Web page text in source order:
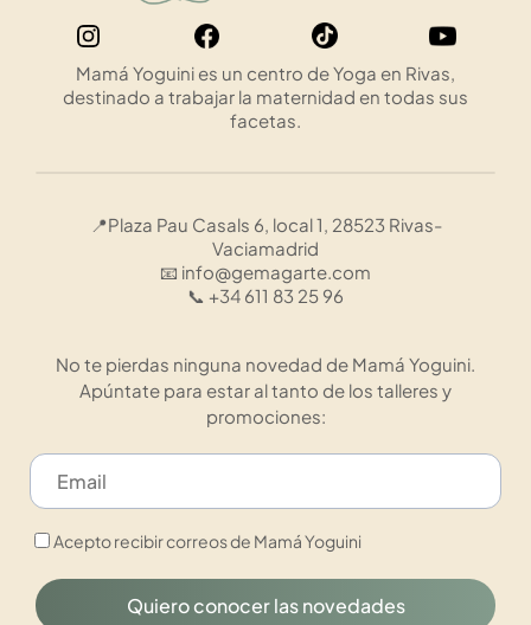
Mamá Yoguini es un centro de Yoga en Rivas,
destinado a trabajar la maternidad en todas sus
facetas.
📍Plaza Pau Casals 6, local 1, 28523 Rivas-
Vaciamadrid
📧 info@gemagarte.com
📞 +34 611 83 25 96
No te pierdas ninguna novedad de Mamá Yoguini.
Apúntate para estar al tanto de los talleres y
promociones:
Acepto recibir correos de Mamá Yoguini
Quiero conocer las novedades